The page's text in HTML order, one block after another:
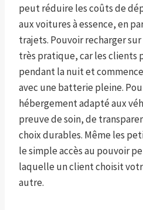
peut réduire les coûts de
aux voitures à essence, en
trajets. Pouvoir recharger
très pratique, car les clients
pendant la nuit et
avec une batterie pleine.
hébergement adapté aux
preuve de soin, de
choix durables. Même les
le simple accès au pouvoir
laquelle un client choisit
autre.